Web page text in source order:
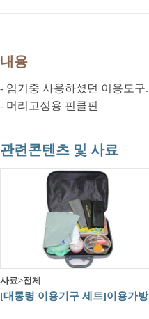
내용
- 임기중 사용하셨던 이용도구.
- 머리고정용 핀클핀
관련콘텐츠 및 사료
사료>전체
[대통령 이용기구 세트]이용가방